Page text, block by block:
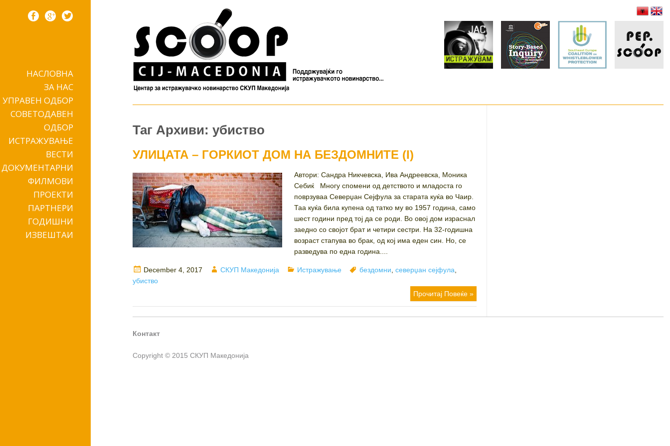
Skip to contentНАСЛОВНА
ЗА НАС
УПРАВЕН ОДБОР
СОВЕТОДАВЕН
ОДБОР
ИСТРАЖУВАЊЕ
ВЕСТИ
ДОКУМЕНТАРНИ
ФИЛМОВИ
ПРОЕКТИ
ПАРТНЕРИ
ГОДИШНИ
ИЗВЕШТАИ
Таг Архиви: убиство
УЛИЦАТА – ГОРКИОТ ДОМ НА БЕЗДОМНИТЕ (I)
Автори: Сандра Никчевска, Ива Андреевска, Моника
Себиќ Многу спомени од детството и младоста го
поврзуваа Северџан Сејфула за старата куќа во Чаир.
Таа куќа била купена од татко му во 1957 година, само
шест години пред тој да се роди. Во овој дом израснал
заедно со својот брат и четири сестри. На 32-годишна
возраст стапува во брак, од кој има еден син. Но, се
разведува по една година....
Posted
on
December 4, 2017 Author
СКУП Македонија Categories
Истражување Tags
бездомни ,северџан сејфула
убиство
Прочитај Повеќе »
Контакт
Copyright © 2015 СКУП Македонија